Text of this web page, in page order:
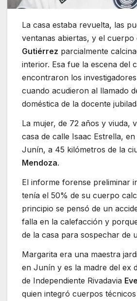
La casa estaba revuelta, las
ventanas abiertas, y el cuerpo
Gutiérrez parcialmente
interior. Esa fue la escena del
encontraron los
cuando acudieron al llamado
doméstica de la docente
La mujer, de 72 años y viuda,
casa de calle Isaac Estrella,
Junín, a 45 kilómetros de la
Mendoza.
El informe forense preliminar
tenía el 50% de su cuerpo
principio se pensó de un
falla en la calefacción y
de la casa para sospechar de
Margarita era una maestra
en Junín y es la madre del ex
de Independiente Rivadavia
quien integró cuerpos